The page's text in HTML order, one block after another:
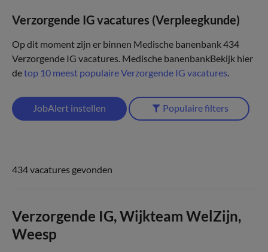
Verzorgende IG vacatures (Verpleegkunde)
Op dit moment zijn er binnen Medische banenbank 434
Verzorgende IG vacatures. Medische banenbankBekijk hier
detop 10 meest populaire Verzorgende IG vacatures.
JobAlert instellen Populaire filters
434 vacatures gevonden
Verzorgende IG, Wijkteam WelZijn,
Weesp